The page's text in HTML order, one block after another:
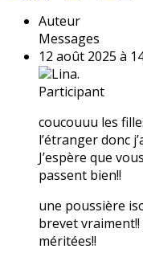
Auteur
Messages
12 août 2025 à
Lina.
Participant
coucouuu les
l’étranger donc
J’espère que
passent bien!!
une poussière
brevet
méritées!!